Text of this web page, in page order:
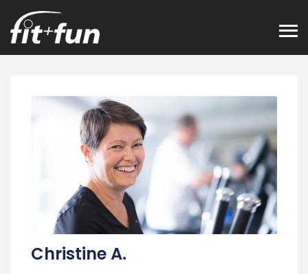
Christine A.